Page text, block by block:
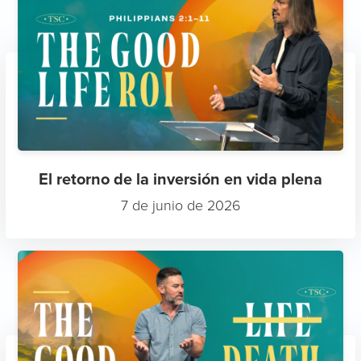
El retorno de la inversión en vida plena
7 de junio de 2026